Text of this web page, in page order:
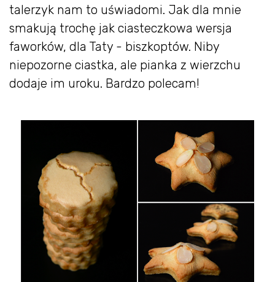
talerzyk nam to uświadomi. Jak dla mnie
smakują trochę jak ciasteczkowa wersja
faworków, dla Taty - biszkoptów. Niby
niepozorne ciastka, ale pianka z wierzchu
dodaje im uroku. Bardzo polecam!